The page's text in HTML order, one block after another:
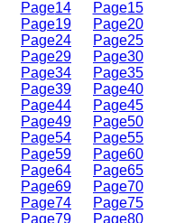
Page14 Page15
Page19 Page20
Page24 Page25
Page29 Page30
Page34 Page35
Page39 Page40
Page44 Page45
Page49 Page50
Page54 Page55
Page59 Page60
Page64 Page65
Page69 Page70
Page74 Page75
Page79 Page80